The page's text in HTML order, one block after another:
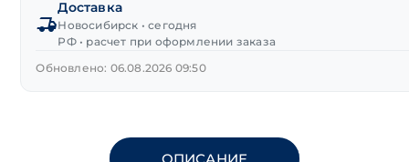
М6х10 мм
DIN 933
Доставка
Новосибирск • сегодня
РФ • расчет при оформлении заказа
Обновлено: 06.08.2026 09:50